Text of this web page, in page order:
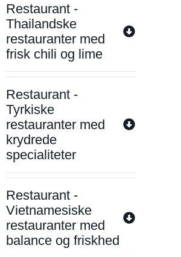
Restaurant -
Thailandske
restauranter med
frisk chili og lime
Restaurant -
Tyrkiske
restauranter med
krydrede
specialiteter
Restaurant -
Vietnamesiske
restauranter med
balance og friskhed